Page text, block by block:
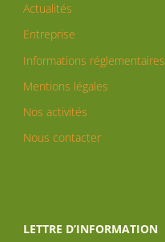
Actualités
Entreprise
Informations réglementaires
Mentions légales
Nos activités
Nous contacter
LETTRE D’INFORMATION